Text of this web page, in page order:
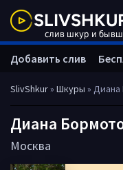
SlivShkur» Шкуры »
Диана
Москва
Добавить слив